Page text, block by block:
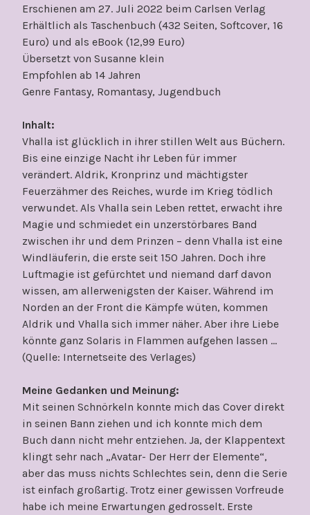
Erschienen am 27. Juli 2022 beim Carlsen Verlag
Erhältlich als Taschenbuch (432 Seiten, Softcover, 16
Euro) und als eBook (12,99 Euro)
Übersetzt von Susanne klein
Empfohlen ab 14 Jahren
Genre Fantasy, Romantasy, Jugendbuch
Inhalt:
Vhalla ist glücklich in ihrer stillen Welt aus Büchern.
Bis eine einzige Nacht ihr Leben für immer
verändert. Aldrik, Kronprinz und mächtigster
Feuerzähmer des Reiches, wurde im Krieg tödlich
verwundet. Als Vhalla sein Leben rettet, erwacht ihre
Magie und schmiedet ein unzerstörbares Band
zwischen ihr und dem Prinzen – denn Vhalla ist eine
Windläuferin, die erste seit 150 Jahren. Doch ihre
Luftmagie ist gefürchtet und niemand darf davon
wissen, am allerwenigsten der Kaiser. Während im
Norden an der Front die Kämpfe wüten, kommen
Aldrik und Vhalla sich immer näher. Aber ihre Liebe
könnte ganz Solaris in Flammen aufgehen lassen …
(Quelle: Internetseite des Verlages)
Meine Gedanken und Meinung:
Mit seinen Schnörkeln konnte mich das Cover direkt
in seinen Bann ziehen und ich konnte mich dem
Buch dann nicht mehr entziehen. Ja, der Klappentext
klingt sehr nach „Avatar- Der Herr der Elemente“,
aber das muss nichts Schlechtes sein, denn die Serie
ist einfach großartig. Trotz einer gewissen Vorfreude
habe ich meine Erwartungen gedrosselt. Erste